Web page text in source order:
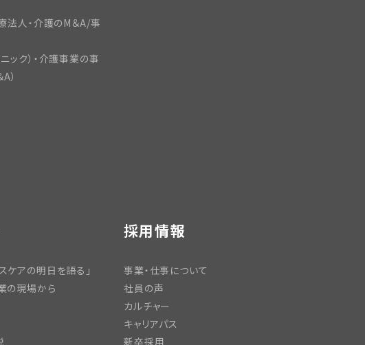
法人・介護のM＆A/事
ック）・介護事業の事
）
ケアの明日を語る」
の現場から
採用情報
事業・仕事について
社員の声
カルチャー
キャリアパス
新卒採用